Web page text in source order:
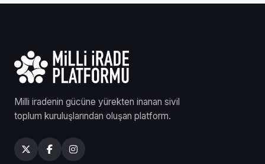
Milli iradenin gücüne yürekten inanan sivil
toplum kuruluşlarından oluşan platform.